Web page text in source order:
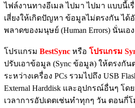
ไฟล์งานทางอีเมล ไปมา ไปมา แบบนี้เ
เสี่ยงให้เกิดปัญหา ข้อมูลไม่ตรงกัน ได้
พลาดของมนุษย์ (Human Errors) นั่นเอง
โปรแกรม BestSync หรือ โปรแกรม
ปรับเอาข้อมูล (Sync ข้อมูล) ให้ตรงกั
ระหว่างเครื่อง PCs รวมไปถึง USB
External Harddisk และอุปกรณ์อื่นๆ โด
เวลาการอัปเดตเช่นทำทุกๆ วัน ตอนกี่